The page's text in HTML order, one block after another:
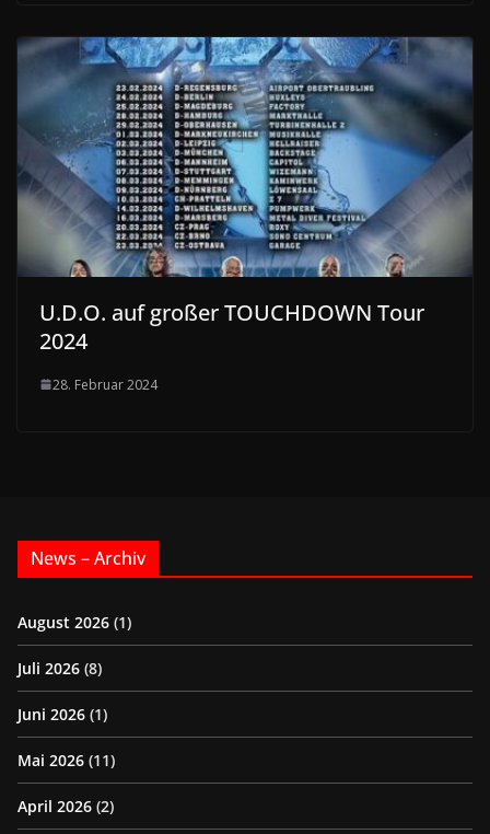
U.D.O. auf großer TOUCHDOWN Tour
2024
28. Februar 2024
News – Archiv
August 2026 (1)
Juli 2026 (8)
Juni 2026 (1)
Mai 2026 (11)
April 2026 (2)